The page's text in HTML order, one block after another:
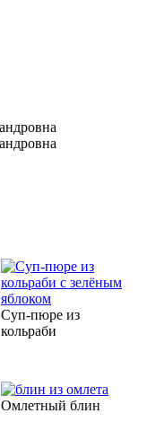
Суп-пюре из
кольраби
Омлетный блин